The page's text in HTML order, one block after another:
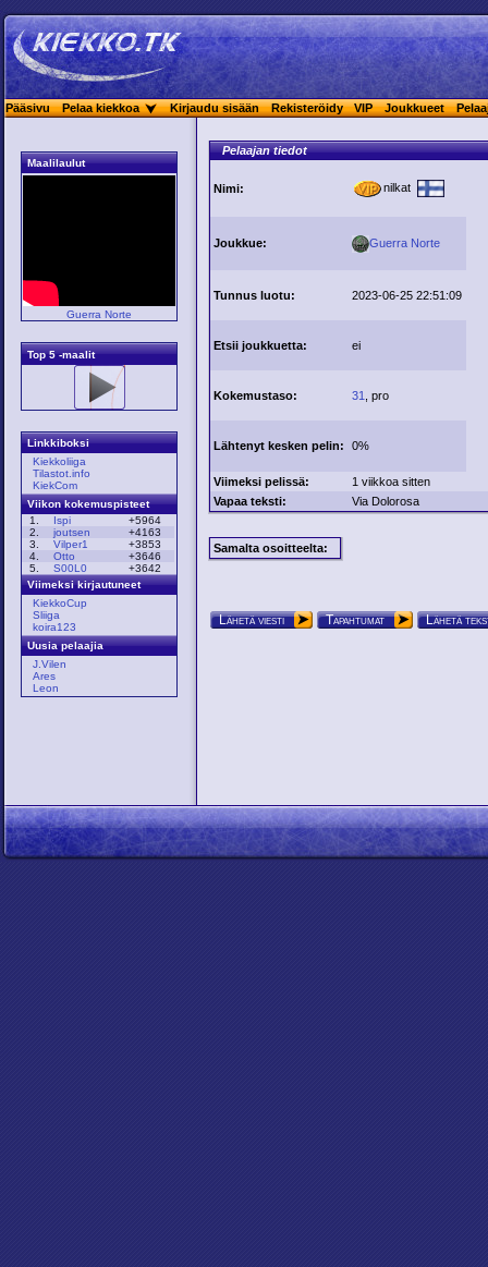
Pääsivu Pelaa kiekkoa Kirjaudu sisään Rekisteröidy VIP Joukkueet
Maalilaulut
Guerra Norte
Top 5 -maalit
Linkkiboksi
Kiekkoliiga
Tilastot.info
KiekCom
Viikon kokemuspisteet
1.
Ispi
+5964
2.
joutsen
+4163
3.
Vilper1
+3853
4.
Otto
+3646
5.
S00L0
+3642
Viimeksi kirjautuneet
KiekkoCup
Sliiga
koira123
Uusia pelaajia
J.Vilen
Ares
Leon
Pelaajan tiedot
Nimi: nilkat
Joukkue: Guerra Norte
Tunnus luotu: 2023-06-25 22:51:09
Etsii joukkuetta: ei
Kokemustaso: 31 , pro
Lähtenyt kesken pelin: 0%
Viimeksi pelissä:
1 viikkoa sitten
Vapaa teksti:
Via Dolorosa
Samalta osoitteelta:
Lähetä viesti Tapahtumat Lähetä